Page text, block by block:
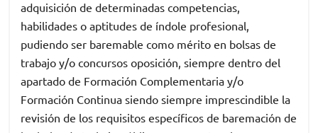
adquisición de determinadas competencias,
habilidades o aptitudes de índole profesional,
pudiendo ser baremable como mérito en bolsas de
trabajo y/o concursos oposición, siempre dentro del
apartado de Formación Complementaria y/o
Formación Continua siendo siempre imprescindible la
revisión de los requisitos específicos de baremación de